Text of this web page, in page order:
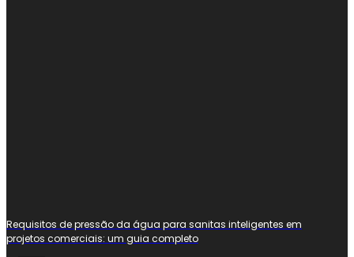
Requisitos de pressão da água para sanitas inteligentes em
projetos comerciais: um guia completo